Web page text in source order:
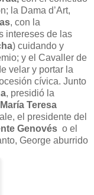
la Dama d’Art,
, con la
intereses de las
) cuidando y
y el Cavaller de
velar y portar la
cívica. Junto
, presidió la
María Teresa
el presidente del
Genovés o el
George aburrido